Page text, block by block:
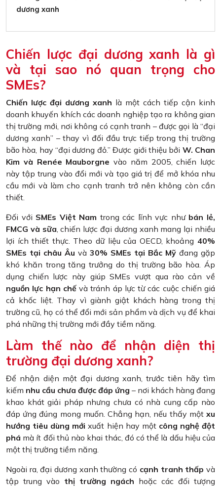
dương xanh
Chiến lược đại dương xanh là gì
và tại sao nó quan trọng cho
SMEs?
Chiến lược đại dương xanh là một cách tiếp cận kinh
doanh khuyến khích các doanh nghiệp tạo ra không gian
thị trường mới, nơi không có cạnh tranh – được gọi là “đại
dương xanh” – thay vì đối đầu trực tiếp trong thị trường
bão hòa, hay “đại dương đỏ.” Được giới thiệu bởi W. Chan
Kim và Renée Mauborgne vào năm 2005, chiến lược
này tập trung vào đổi mới và tạo giá trị để mở khóa nhu
cầu mới và làm cho cạnh tranh trở nên không còn cần
thiết.
Đối với SMEs Việt Nam trong các lĩnh vực như bán lẻ,
FMCG và sữa, chiến lược đại dương xanh mang lại nhiều
lợi ích thiết thực. Theo dữ liệu của OECD, khoảng 40%
SMEs tại châu Âu và 30% SMEs tại Bắc Mỹ đang gặp
khó khăn trong tăng trưởng do thị trường bão hòa. Áp
dụng chiến lược này giúp SMEs vượt qua rào cản về
nguồn lực hạn chếvà tránh áp lực từ các cuộc chiến giá
cả khốc liệt. Thay vì giành giật khách hàng trong thị
trường cũ, họ có thể đổi mới sản phẩm và dịch vụ để khai
phá những thị trường mới đầy tiềm năng.
Làm thế nào để nhận diện thị
trường đại dương xanh?
Để nhận diện một đại dương xanh, trước tiên hãy tìm
kiếm nhu cầu chưa được đáp ứng – nơi khách hàng đang
khao khát giải pháp nhưng chưa có nhà cung cấp nào
đáp ứng đúng mong muốn. Chẳng hạn, nếu thấy một xu
hướng tiêu dùng mới xuất hiện hay một công nghệ đột
phá mà ít đối thủ nào khai thác, đó có thể là dấu hiệu của
một thị trường tiềm năng.
Ngoài ra, đại dương xanh thường có cạnh tranh thấp và
tập trung vào thị trường ngách hoặc các đối tượng